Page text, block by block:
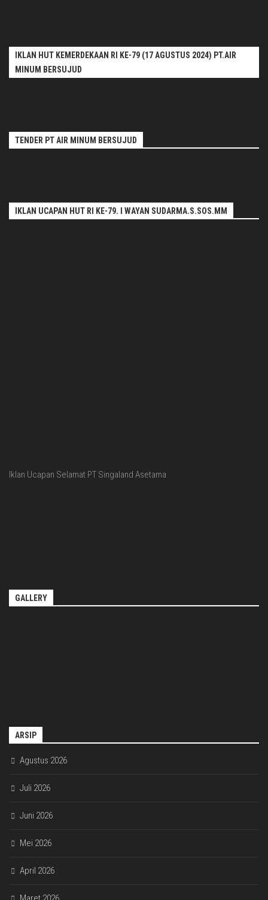
IKLAN HUT KEMERDEKAAN RI KE-79 (17 AGUSTUS 2024) PT.AIR
MINUM BERSUJUD
TENDER PT AIR MINUM BERSUJUD
IKLAN UCAPAN HUT RI KE-79. I WAYAN SUDARMA.S.SOS.MM
Iklan Ucapan Selamat PT Singaland Asetama
GALLERY
ARSIP
Agustus 2026
Juli 2026
Juni 2026
Mei 2026
April 2026